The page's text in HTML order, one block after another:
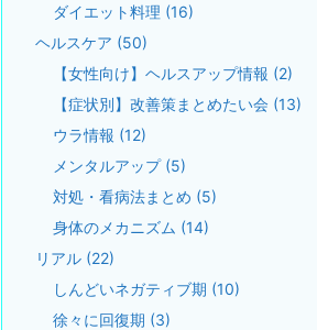
ダイエット料理 (16)
ヘルスケア (50)
【女性向け】ヘルスアップ情報 (2)
【症状別】改善策まとめたい会 (13)
ウラ情報 (12)
メンタルアップ (5)
対処・看病法まとめ (5)
身体のメカニズム (14)
リアル (22)
しんどいネガティブ期 (10)
徐々に回復期 (3)